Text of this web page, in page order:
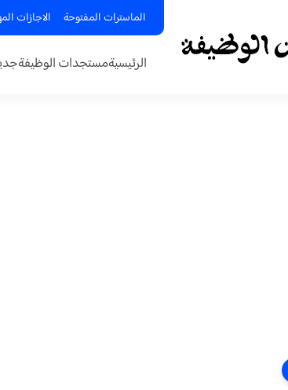
الماسترات المفتوحة الاجازات
الرئيسيةمستجدات الوظيفة